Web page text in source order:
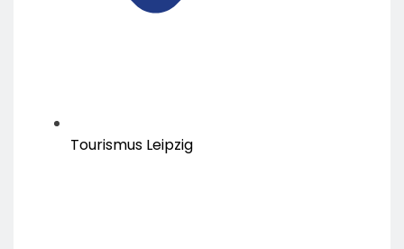
Tourismus Leipzig